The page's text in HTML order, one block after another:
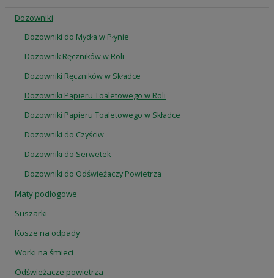
Dozowniki
Dozowniki do Mydła w Płynie
Dozownik Ręczników w Roli
Dozowniki Ręczników w Składce
Dozowniki Papieru Toaletowego w Roli
Dozowniki Papieru Toaletowego w Składce
Dozowniki do Czyściw
Dozowniki do Serwetek
Dozowniki do Odświeżaczy Powietrza
Maty podłogowe
Suszarki
Kosze na odpady
Worki na śmieci
Odświeżacze powietrza